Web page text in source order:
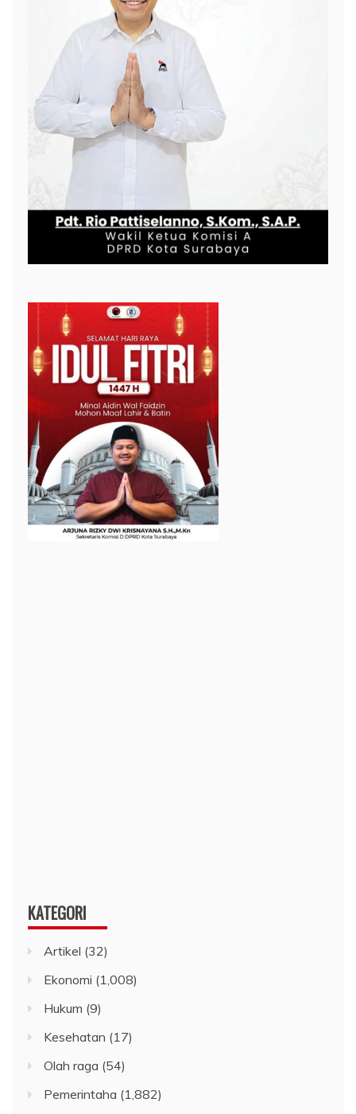
KATEGORI
Artikel (32)
Ekonomi (1,008)
Hukum (9)
Kesehatan (17)
Olah raga (54)
Pemerintaha (1,882)